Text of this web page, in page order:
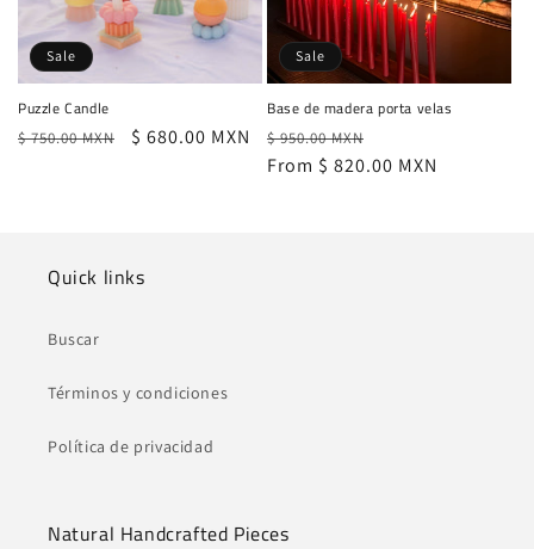
Sale
Puzzle Candle
Regular
$ 750.00 MXN
Sale
$ 680.00 MXN
Sale
Base de madera porta velas
Regular
price
$ 950.00 MXN
price
From $ 820.00 MXN
Quick links
Buscar
Términos y condiciones
Política de privacidad
Natural Handcrafted Pieces